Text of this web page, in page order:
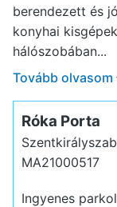
berendezett és
konyhai
hálószobában...
Tovább olvasom
Róka Porta
MA21000517
Ingyenes